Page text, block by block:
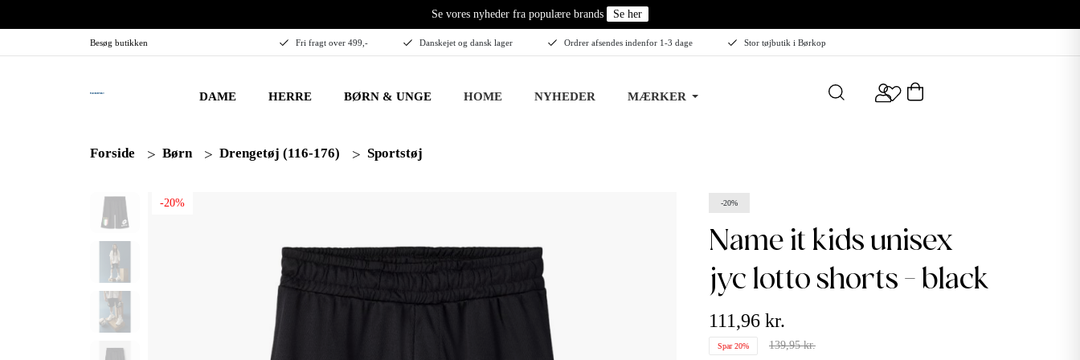
Se vores nyheder fra populære brands Se her
Besøg butikken Fri fragt over 499,- Danskejet og dansk lager Ordrer afsendes indenfor 1-3 dage Stor tøjbutik i Børkop
DAME HERRE BØRN & UNGE HOME NYHEDER MÆRKER
Forside Børn Drengetøj (116-176) Sportstøj
-20% -20%
name it kids unisex
jyc lotto shorts - black
111,96 kr.
Spar 20% 139,95 kr.